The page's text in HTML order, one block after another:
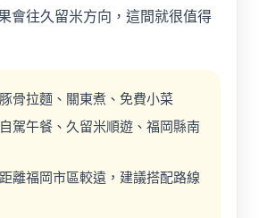
會往久留米方向，這間就很值得
豚骨拉麵、關東煮、免費小菜
自駕午餐、久留米順遊、福岡縣南
距離福岡市區較遠，建議搭配路線